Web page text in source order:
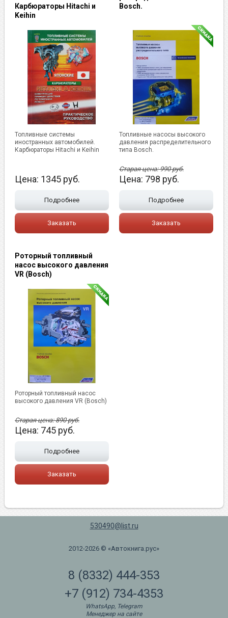
Карбюраторы Hitachi и
Keihin
Топливные системы
иностранных автомобилей.
Карбюраторы Hitachi и Keihin
Цена: 1345 руб.
Подробнее
Заказать
Bosch.
Топливные насосы высокого
давления распределительного
типа Bosch.
Старая цена:990руб.
Цена: 798 руб.
Подробнее
Заказать
Роторный топливный
насос высокого давления
VR (Bosch)
Роторный топливный насос
высокого давления VR (Bosch)
Старая цена:890руб.
Цена: 745 руб.
Подробнее
Заказать
530490@list.ru
2012-2026 © «Автокнига.рус»
8 (8332) 444-353
+7 (912) 734-4353
WhatsApp, Telegram
Менеджер на сайте